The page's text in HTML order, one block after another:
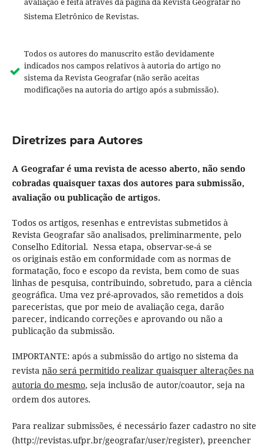
Sistema Eletrônico de Revistas.
Todos os autores do manuscrito estão devidamente
indicados nos campos relativos à autoria do artigo no
sistema da Revista Geografar (não serão aceitas
modificações na autoria do artigo após a submissão).
Diretrizes para Autores
A Geografar é uma revista de acesso aberto, não sendo
cobradas quaisquer taxas dos autores para submissão,
avaliação ou publicação de artigos.
Todos os artigos, resenhas e entrevistas submetidos à
Revista Geografar são analisados, preliminarmente, pelo
Conselho Editorial. Nessa etapa, observar-se-á se
os originais estão em conformidade com as normas de
formatação, foco e escopo da revista, bem como de suas
linhas de pesquisa, contribuindo, sobretudo, para a ciência
geográfica. Uma vez pré-aprovados, são remetidos a dois
pareceristas, que por meio de avaliação cega, darão
parecer, indicando correções e aprovando ou não a
publicação da submissão.
IMPORTANTE: após a submissão do artigo no sistema da
revista não será permitido realizar quaisquer alterações na
autoria do mesmo, seja inclusão de autor/coautor, seja na
ordem dos autores.
Para realizar submissões, é necessário fazer cadastro no site
(http://revistas.ufpr.br/geografar/user/register), preencher